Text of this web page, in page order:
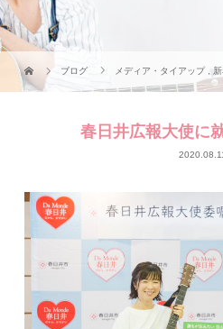
ブログ メディア・タイアップ ,
春日井広報大使に